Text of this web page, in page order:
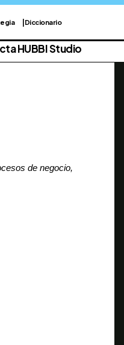
Diccionario
HUBBI Studio
de negocio,